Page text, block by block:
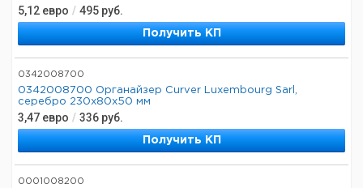
5,12 евро / 495 руб.
Получить КП
0342008700
0342008700 Органайзер Curver Luxembourg Sarl,
серебро 230x80x50 мм
3,47 евро / 336 руб.
Получить КП
0001008200